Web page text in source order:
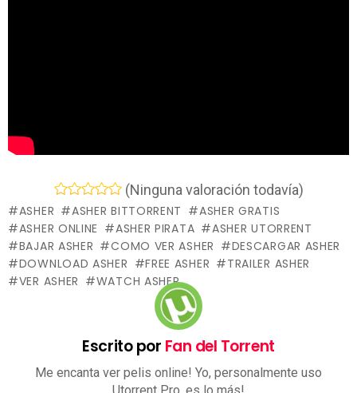
(Ninguna valoración todavía)
ASHER ASHER BITTORRENT
ASHER GRATIS
ASHER ONLINE
ASHER PIRATA
ASHER UTORRENT
BAJAR ASHER
COMO VER ASHER
DESCARGAR ASHER
DOWNLOAD ASHER
FREE ASHER
TRAILER ASHER
VER ASHER
WATCH ASHER
Escrito por Fan del Torrent
Me encanta ver pelis online! Yo, personalmente uso